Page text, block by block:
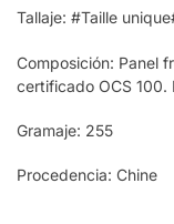
Tallaje: #Taille
Composición: Panel
certificado OCS 100.
Gramaje: 255
Procedencia: Chine